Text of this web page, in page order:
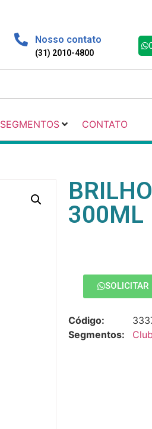
Nosso contato
(31) 2010-4800
SEGMENTOS CONTATO
300ML
Código:
Segmentos: